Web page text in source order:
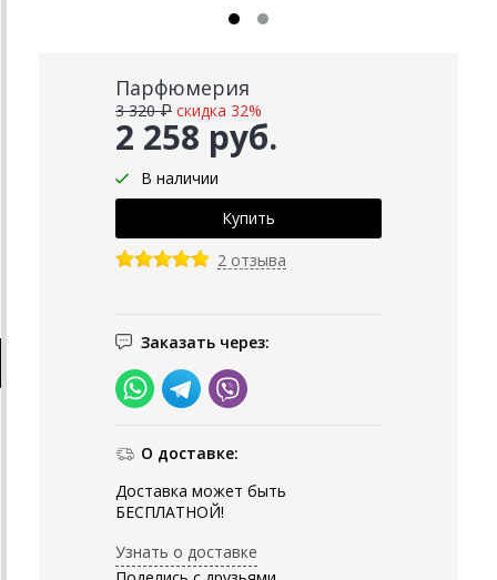
Парфюмерия
2 258 руб.
3 320 ₽ скидка 32%
В наличии
2 отзыва
Заказать через:
О доставке:
Доставка может быть
БЕСПЛАТНОЙ!
Узнать о доставке